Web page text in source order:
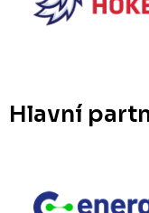
Hlavní